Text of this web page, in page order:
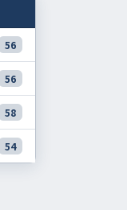
56
56
58
54